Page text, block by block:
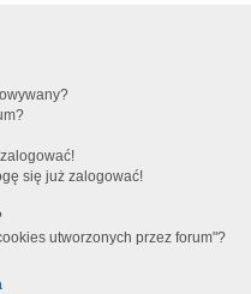
się już zalogować!
utworzonych przez forum"?